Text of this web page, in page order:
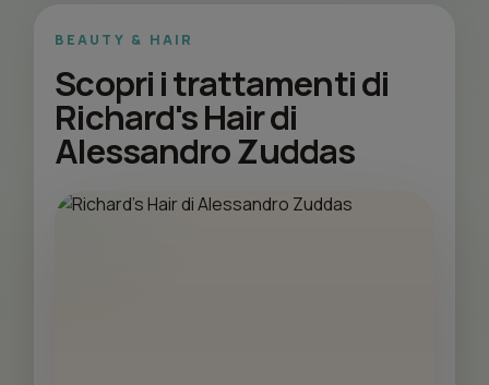
BEAUTY & HAIR
Scopri i trattamenti di
Richard's Hair di
Alessandro Zuddas